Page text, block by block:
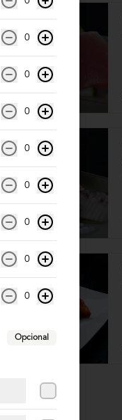
0
0
0
0
0
0
0
0
Opcional